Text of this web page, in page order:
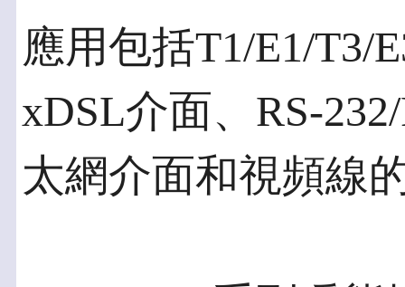
應用包括T1/E1/T3/
xDSL介面、RS-
太網介面和視頻線